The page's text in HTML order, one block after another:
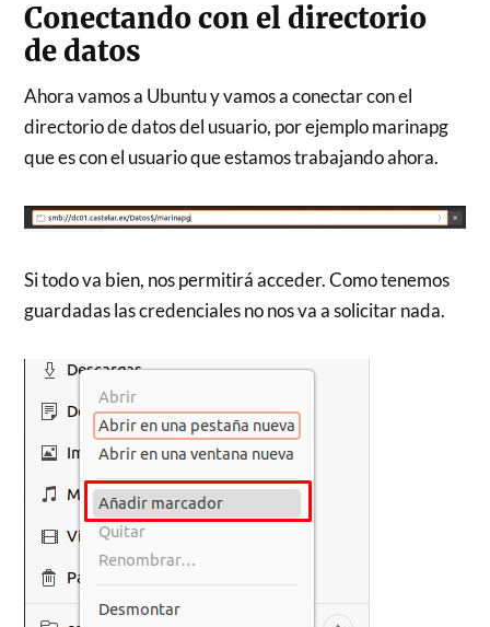
Conectando con el directorio
de datos
Ahora vamos a Ubuntu y vamos a conectar con el
directorio de datos del usuario, por ejemplo marinapg
que es con el usuario que estamos trabajando ahora.
Si todo va bien, nos permitirá acceder. Como tenemos
guardadas las credenciales no nos va a solicitar nada.